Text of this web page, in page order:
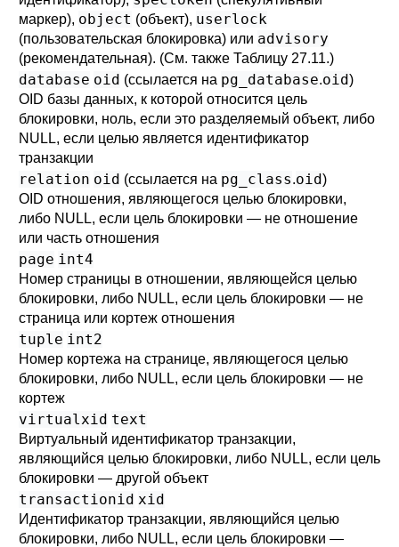
маркер), object (объект), userlock
(пользовательская блокировка) или advisory
(рекомендательная). (См. также Таблицу 27.11.)
database oid (ссылается на pg_database.oid)
OID базы данных, к которой относится цель
блокировки, ноль, если это разделяемый объект, либо
NULL, если целью является идентификатор
транзакции
relation oid (ссылается на pg_class.oid)
OID отношения, являющегося целью блокировки,
либо NULL, если цель блокировки — не отношение
или часть отношения
page int4
Номер страницы в отношении, являющейся целью
блокировки, либо NULL, если цель блокировки — не
страница или кортеж отношения
tuple int2
Номер кортежа на странице, являющегося целью
блокировки, либо NULL, если цель блокировки — не
кортеж
virtualxid text
Виртуальный идентификатор транзакции,
являющийся целью блокировки, либо NULL, если цель
блокировки — другой объект
transactionid xid
Идентификатор транзакции, являющийся целью
блокировки, либо NULL, если цель блокировки —